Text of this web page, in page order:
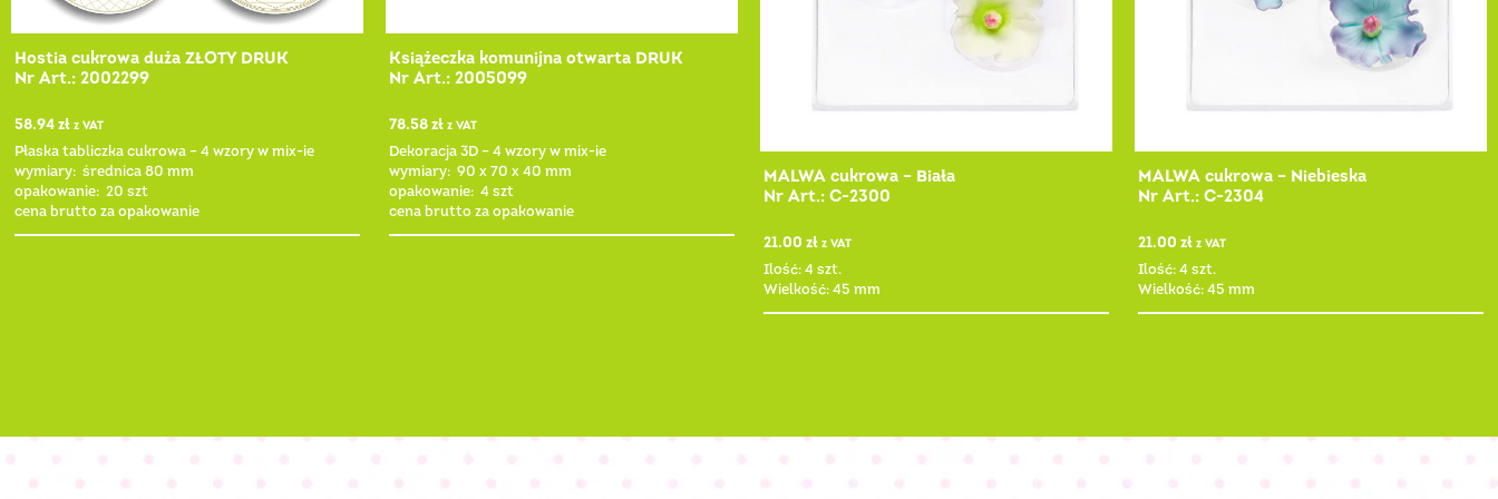
Hostia cukrowa duża ZŁOTY DRUK
Nr Art.: 2002299
58.94 zł z VAT
Płaska tabliczka cukrowa – 4 wzory w mix-ie
wymiary: średnica 80 mm
opakowanie: 20 szt
cena brutto za opakowanie
Książeczka komunijna otwarta DRUK
Nr Art.: 2005099
78.58 zł z VAT
Dekoracja 3D – 4 wzory w mix-ie
wymiary: 90 x 70 x 40 mm
opakowanie: 4 szt
cena brutto za opakowanie
MALWA cukrowa – Biała
Nr Art.: C-2300
21.00 zł z VAT
Ilość: 4 szt.
Wielkość: 45 mm
MALWA cukrowa – Niebieska
Nr Art.: C-2304
21.00 zł z VAT
Ilość: 4 szt.
Wielkość: 45 mm